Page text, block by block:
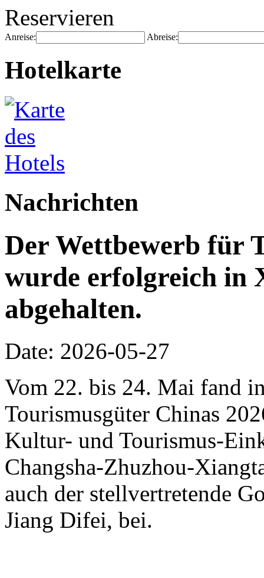
Reservieren
Anreise: Abreise:
Hotelkarte
Nachrichten
Der Wettbewerb für
wurde erfolgreich in
abgehalten.
Date: 2026-05-27
Vom 22. bis 24. Mai fand
Tourismusgüter Chinas
Kultur- und Tourismus-
Changsha-Zhuzhou-
auch der stellvertretende
Jiang Difei, bei.